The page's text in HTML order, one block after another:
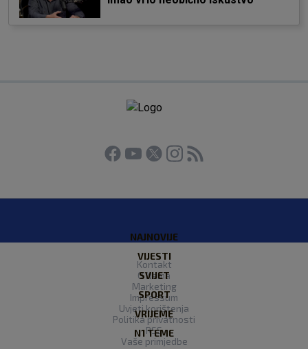
NAJNOVIJE
VIJESTI
SVIJET
SPORT
VRIJEME
N1 TEME
Kontakt
O Nama
Marketing
Impressum
Uvjeti korištenja
Politika privatnosti
RSS
Vaše primjedbe